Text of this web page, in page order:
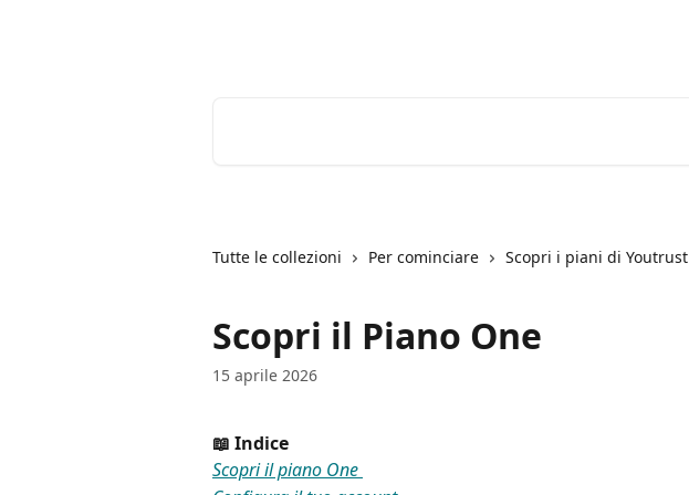
Tutte le collezioni Per cominciare Scopri i piani di Youtrust
Scopri il Piano One
15 aprile 2026
📖 Indice
Scopri il piano One